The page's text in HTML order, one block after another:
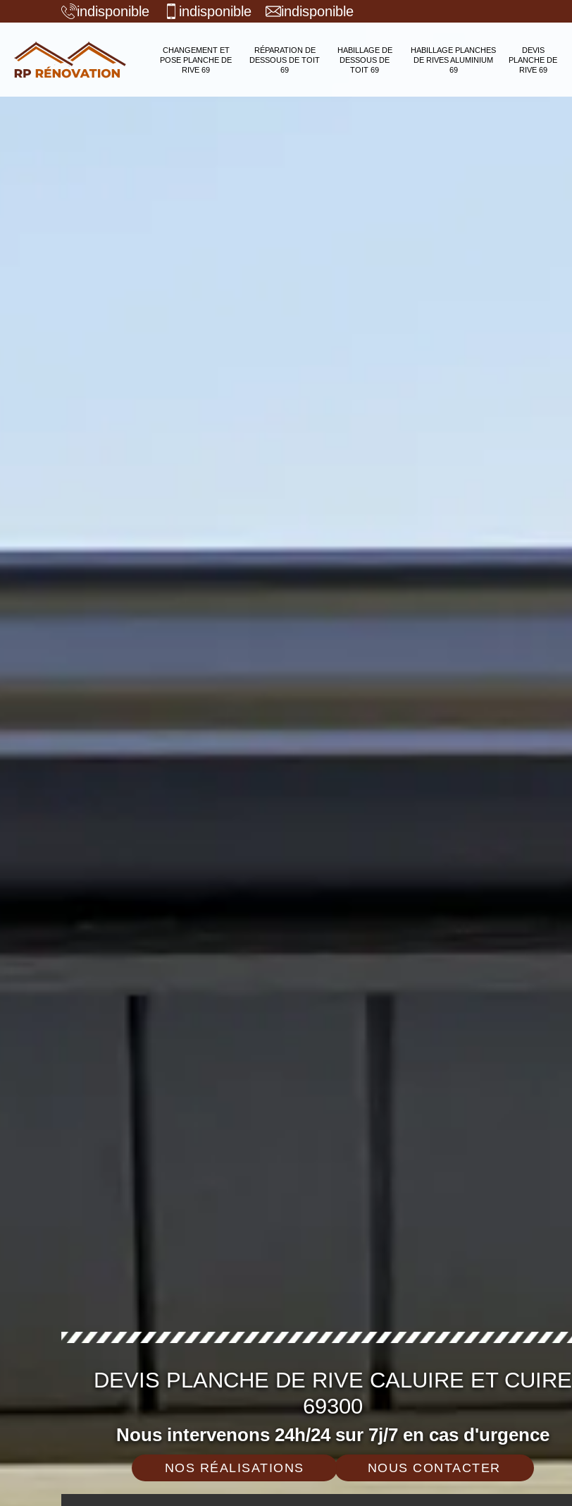
indisponible indisponible indisponible
CHANGEMENT ET
POSE PLANCHE DE
RIVE 69
RÉPARATION DE
DESSOUS DE TOIT
69
HABILLAGE DE
DESSOUS DE
TOIT 69
HABILLAGE PLANCHES
DE RIVES ALUMINIUM
69
DEVIS
PLANCHE DE
RIVE 69
DEVIS PLANCHE DE RIVE CALUIRE ET CUIRE
69300
Nous intervenons 24h/24 sur 7j/7 en cas d'urgence
NOS RÉALISATIONS NOUS CONTACTER